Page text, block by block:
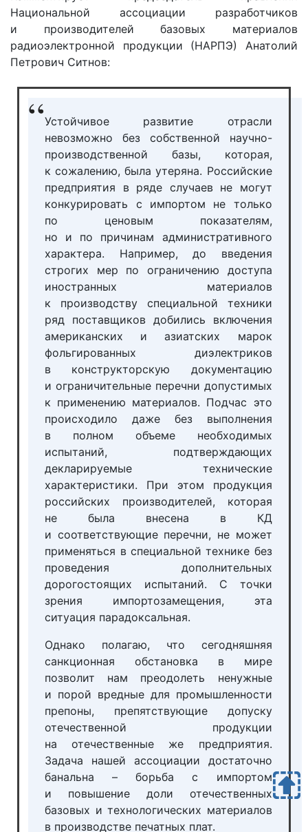
Национальной ассоциации разработчиков
и производителей базовых материалов
радиоэлектронной продукции (НАРПЭ) Анатолий
Петрович Ситнов:
Устойчивое развитие отрасли
невозможно без собственной научно-
производственной базы, которая,
к сожалению, была утеряна. Российские
предприятия в ряде случаев не могут
конкурировать с импортом не только
по ценовым показателям,
но и по причинам административного
характера. Например, до введения
строгих мер по ограничению доступа
иностранных материалов
к производству специальной техники
ряд поставщиков добились включения
американских и азиатских марок
фольгированных диэлектриков
в конструкторскую документацию
и ограничительные перечни допустимых
к применению материалов. Подчас это
происходило даже без выполнения
в полном объеме необходимых
испытаний, подтверждающих
декларируемые технические
характеристики. При этом продукция
российских производителей, которая
не была внесена в КД
и соответствующие перечни, не может
применяться в специальной технике без
проведения дополнительных
дорогостоящих испытаний. С точки
зрения импортозамещения, эта
ситуация парадоксальная.
Однако полагаю, что сегодняшняя
санкционная обстановка в мире
позволит нам преодолеть ненужные
и порой вредные для промышленности
препоны, препятствующие допуску
отечественной продукции
на отечественные же предприятия.
Задача нашей ассоциации достаточно
банальна – борьба с импортом
и повышение доли отечественных
базовых и технологических материалов
в производстве печатных плат.